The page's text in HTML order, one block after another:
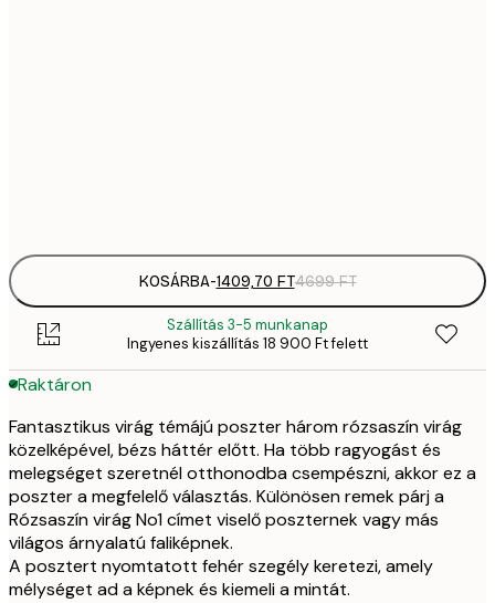
KOSÁRBA-1409,70 FT4699 FT
Szállítás 3-5 munkanap
Ingyenes kiszállítás 18 900 Ft felett
Raktáron
Fantasztikus virág témájú poszter három rózsaszín virág
közelképével, bézs háttér előtt. Ha több ragyogást és
melegséget szeretnél otthonodba csempészni, akkor ez a
poszter a megfelelő választás. Különösen remek párj a
Rózsaszín virág No1 címet viselő poszternek vagy más
világos árnyalatú faliképnek.
A posztert nyomtatott fehér szegély keretezi, amely
mélységet ad a képnek és kiemeli a mintát.